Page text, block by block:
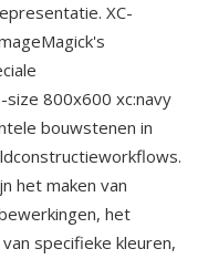
XC-
800x600 xc:navy
bouwstenen in
het maken van
het
specifieke kleuren,